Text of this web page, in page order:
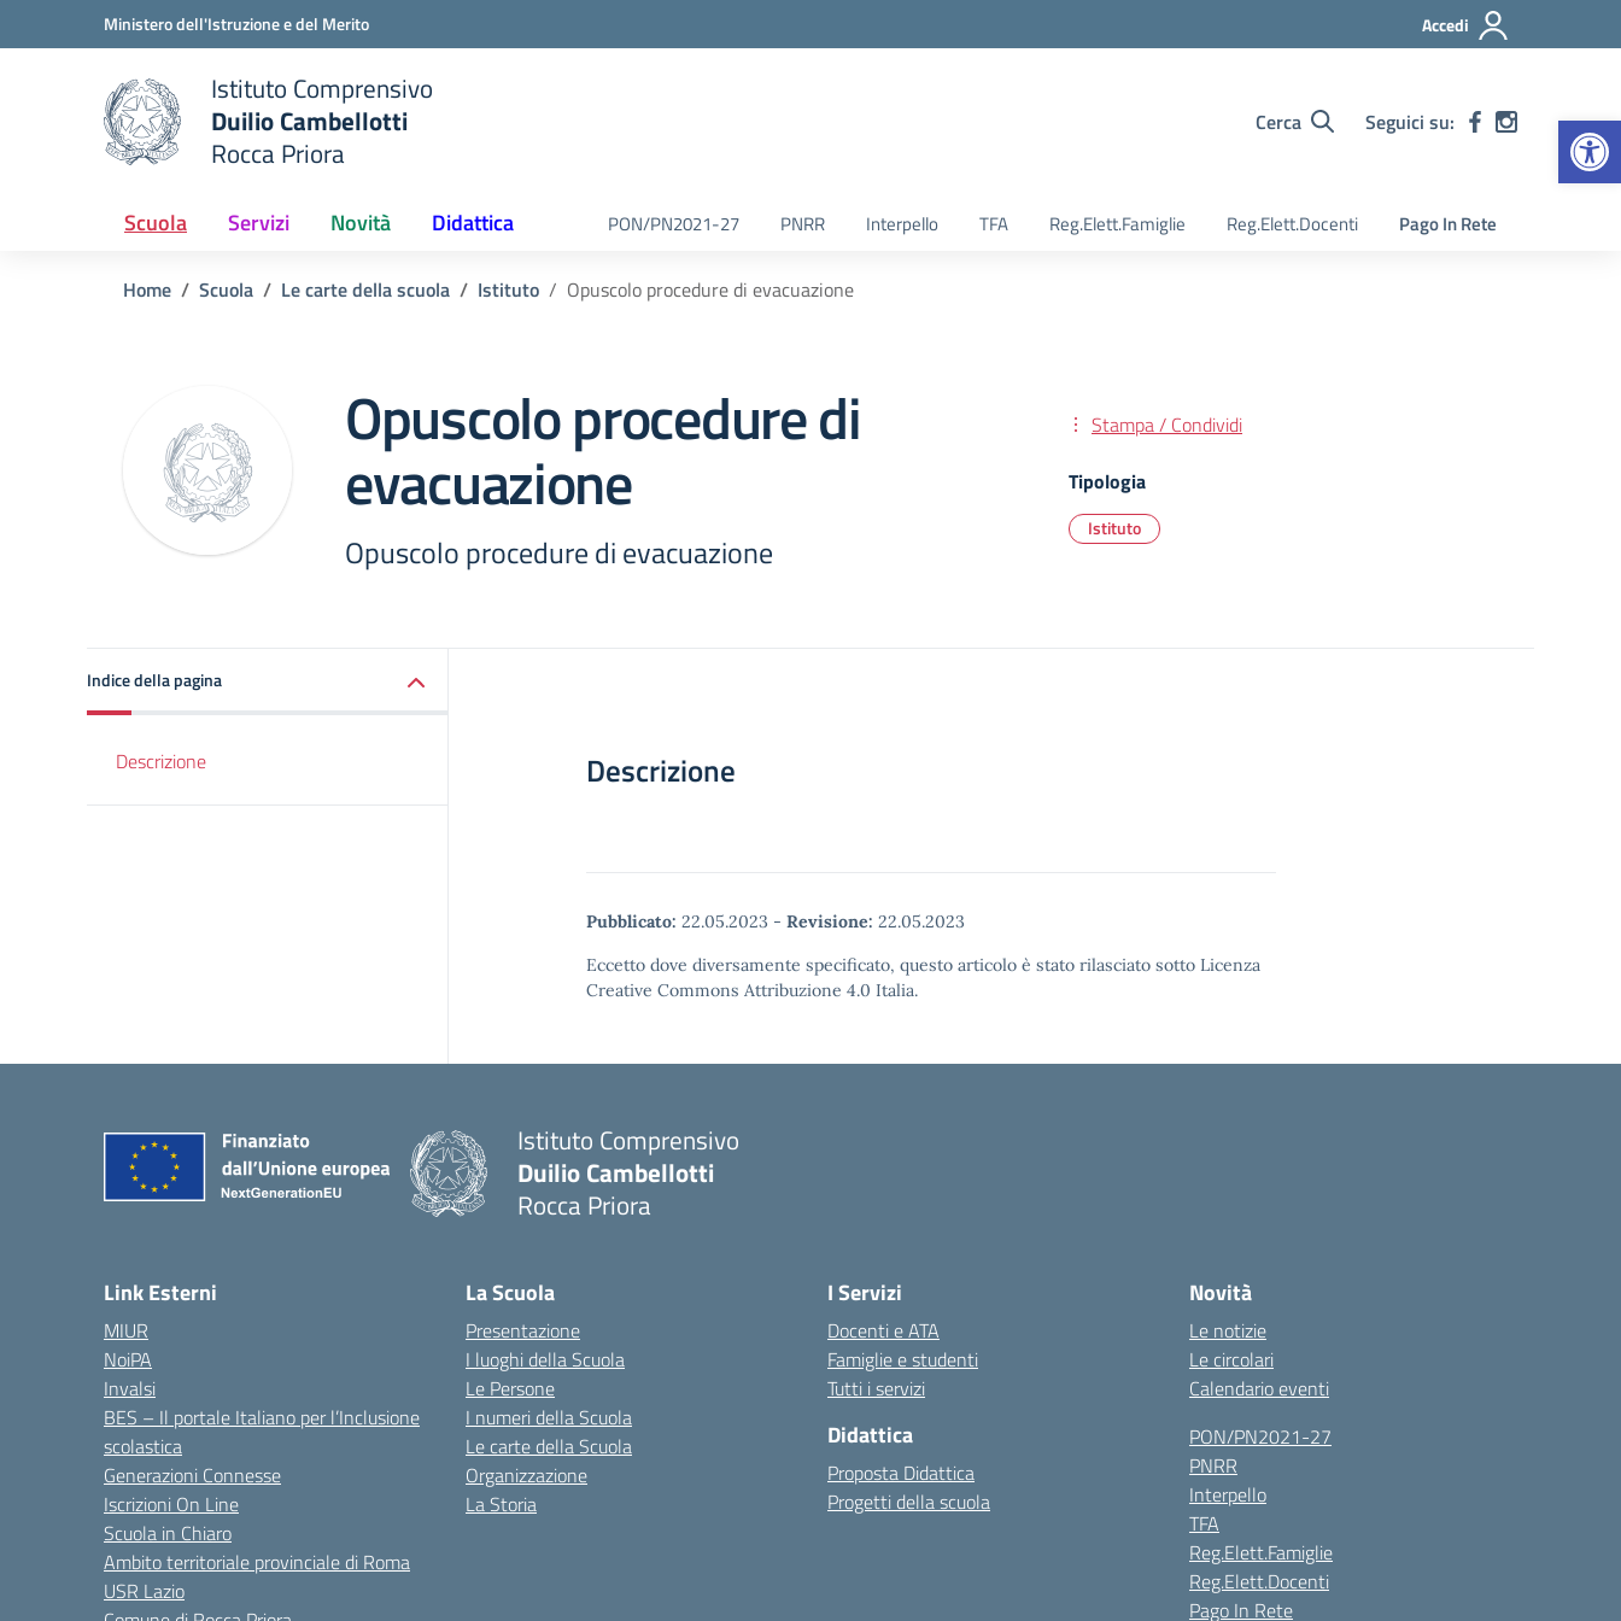
Vai ai contenuti
Vai al menu di navigazioneMinistero dell'Istruzione e del Merito Accedi
scuola
Istituto Comprensivo
Duilio Cambellotti
Rocca Priora
Cerca Seguici su:
Scuola Servizi Novità Didattica PON/PN2021-27 PNRR Interpello TFA Reg.Elett.Famiglie Reg.Elett.Docenti Pago In Rete
Home Scuola Le carte della scuola Istituto Opuscolo procedure di evacuazione
Opuscolo procedure di
evacuazione
Opuscolo procedure di evacuazione
Stampa / Condividi
Tipologia
Istituto
Indice della pagina
Descrizione Descrizione
Pubblicato: 22.05.2023 - Revisione: 22.05.2023
Eccetto dove diversamente specificato, questo articolo è stato rilasciato sotto Licenza
Creative Commons Attribuzione 4.0 Italia.
Istituto Comprensivo
Duilio Cambellotti
Rocca Priora
Link Esterni
MIUR
NoiPA
Invalsi
BES – Il portale Italiano per l’Inclusione
scolastica
Generazioni Connesse
Iscrizioni On Line
Scuola in Chiaro
Ambito territoriale provinciale di Roma
USR Lazio
La Scuola
Presentazione
I luoghi della Scuola
Le Persone
I numeri della Scuola
Le carte della Scuola
Organizzazione
La Storia
I Servizi
Docenti e ATA
Famiglie e studenti
Tutti i servizi
Didattica
Proposta Didattica
Progetti della scuola
Novità
Le notizie
Le circolari
Calendario eventi
PON/PN2021-27
PNRR
Interpello
TFA
Reg.Elett.Famiglie
Reg.Elett.Docenti
Pago In Rete